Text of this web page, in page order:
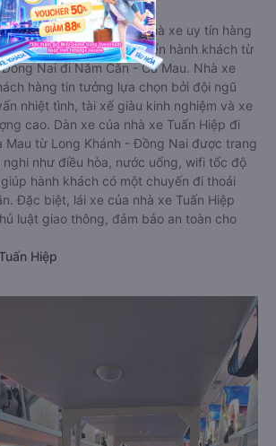
là một trong những nhà xe uy tín hàng
cấp dịch vụ vận chuyển hành khách từ
Nai đi Năm Căn - Cà Mau. Nhà xe
hàng tin tưởng lựa chọn bởi đội ngũ
nhiệt tình, tài xế giàu kinh nghiệm và xe
cao. Dàn xe của nhà xe Tuấn Hiệp đi
Mau từ Long Khánh - Đồng Nai được trang
như điều hòa, nước uống, wifi tốc độ
hành khách có một chuyến đi thoải
Đặc biệt, lái xe của nhà xe Tuấn Hiệp
luật giao thông, đảm bảo an toàn cho
Hiệp